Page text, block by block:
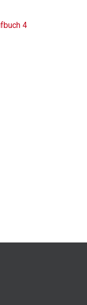
4